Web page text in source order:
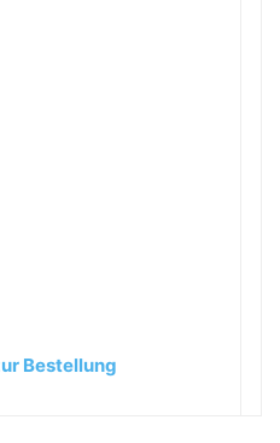
Bestellung